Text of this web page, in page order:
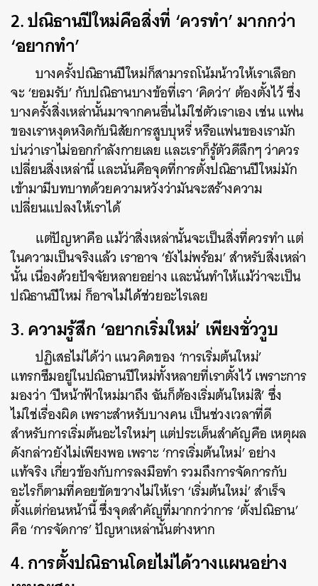
2.ปณิธานปีใหม่คือสิ่งที่ ‘ควรทำ’ มากกว่า
‘อยากทำ’
บางครั้งปณิธานปีใหม่ก็สามารถโน้มน้าวให้เราเลือก
จะ ‘ยอมรับ’ กับปณิธานบางข้อที่เรา ‘คิดว่า’ ต้องตั้งไว้ ซึ่ง
บางครั้งสิ่งเหล่านั้นมาจากคนอื่นไม่ใช่ตัวเราเอง เช่น แฟน
ของเราหงุดหงิดกับนิสัยการสูบบุหรี่ หรือแฟนของเรามัก
บ่นว่าเราไม่ออกกำลังกายเลย และเราก็รู้ตัวดีลึกๆ ว่าควร
เปลี่ยนสิ่งเหล่านี้ และนั่นคือจุดที่การตั้งปณิธานปีใหม่มัก
เข้ามามีบทบาทด้วยความหวังว่ามันจะสร้างความ
เปลี่ยนแปลงให้เราได้
แต่ปัญหาคือ แม้ว่าสิ่งเหล่านั้นจะเป็นสิ่งที่ควรทำ แต่
ในความเป็นจริงแล้ว เราอาจ ‘ยังไม่พร้อม’ สำหรับสิ่งเหล่า
นั้น เนื่องด้วยปัจจัยหลายอย่าง และนั่นทำให้แม้ว่าจะเป็น
ปณิธานปีใหม่ ก็อาจไม่ได้ช่วยอะไรเลย
3.ความรู้สึก ‘อยากเริ่มใหม่’ เพียงชั่ววูบ
ปฏิเสธไม่ได้ว่า แนวคิดของ ‘การเริ่มต้นใหม่’
แทรกซึมอยู่ในปณิธานปีใหม่ทั้งหลายที่เราตั้งไว้ เพราะการ
มองว่า ‘ปีหน้าฟ้าใหม่มาถึง ฉันก็ต้องเริ่มต้นใหม่สิ’ ซึ่ง
ไม่ใช่เรื่องผิด เพราะสำหรับบางคน เป็นช่วงเวลาที่ดี
สำหรับการเริ่มต้นอะไรใหม่ๆ แต่ประเด็นสำคัญคือ เหตุผล
ดังกล่าวยังไม่เพียงพอ เพราะ ‘การเริ่มต้นใหม่’ อย่าง
แท้จริง เกี่ยวข้องกับการลงมือทำ รวมถึงการจัดการกับ
อะไรก็ตามที่คอยขัดขวางไม่ให้เรา ‘เริ่มต้นใหม่’ สำเร็จ
ตั้งแต่ก่อนหน้านี้ ซึ่งจุดสำคัญที่มากกว่าการ ‘ตั้งปณิธาน’
คือ ‘การจัดการ’ ปัญหาเหล่านั้นต่างหาก
4. การตั้งปณิธานโดยไม่ได้วางแผนอย่าง